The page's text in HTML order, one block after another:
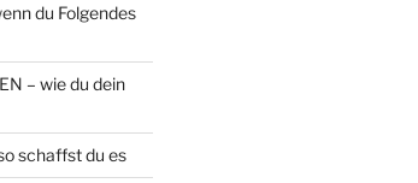
du Folgendes
– wie du dein
schaffst du es